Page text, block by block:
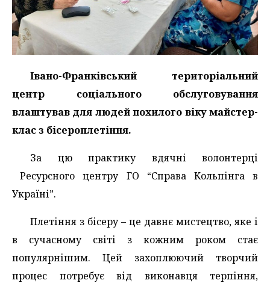
Івано-Франківський територіальний
центр соціального обслуговування
влаштував для людей похилого віку майстер-
клас з бісероплетіння.
За цю практику вдячні волонтерці
Ресурсного центру ГО “Справа Кольпінга в
Україні”.
Плетіння з бісеру – це давнє мистецтво, яке і
в сучасному світі з кожним роком стає
популярнішим. Цей захоплюючий творчий
процес потребує від виконавця терпіння,